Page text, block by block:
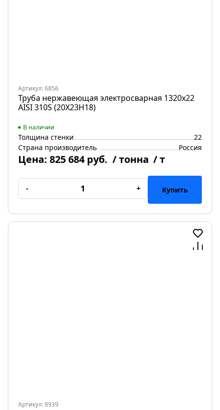
Артикул: 6856
Труба нержавеющая электросварная 1320х22
AISI 310S (20Х23Н18)
В наличии
Толщина стенки
22
Страна производитель
Россия
Цена: 825 684 руб. / тонна / т
- + Купить
Артикул: 8939